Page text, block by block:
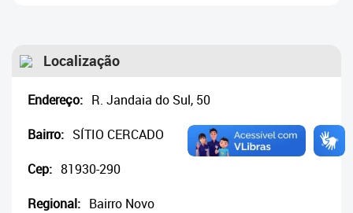
Localização
Endereço: R. Jandaia do Sul, 50
Bairro: SÍTIO CERCADO
Cep: 81930-290
Regional: Bairro Novo